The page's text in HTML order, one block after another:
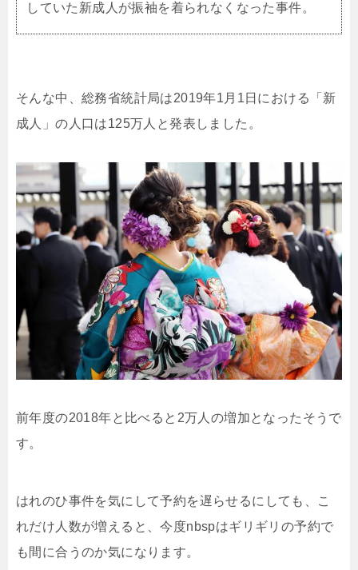
していた新成人が振袖を着られなくなった事件。
そんな中、総務省統計局は2019年1月1日における「新
成人」の人口は125万人と発表しました。
前年度の2018年と比べると2万人の増加となったそうで
す。
はれのひ事件を気にして予約を遅らせるにしても、こ
れだけ人数が増えると、今度nbspはギリギリの予約で
も間に合うのか気になります。